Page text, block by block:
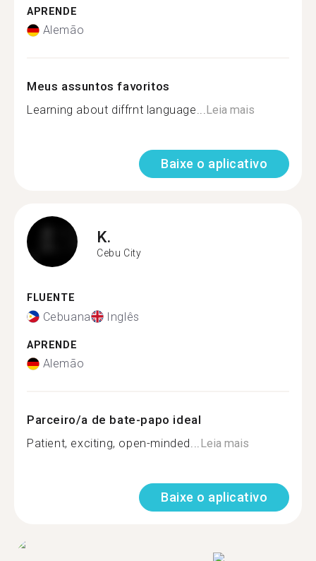
APRENDE
Alemão
Meus assuntos favoritos
Learning about diffrnt language...Leia mais
Baixe o aplicativo
K.
Cebu City
FLUENTE
Cebuana Inglês
APRENDE
Alemão
Parceiro/a de bate-papo ideal
Patient, exciting, open-minded...Leia mais
Baixe o aplicativo